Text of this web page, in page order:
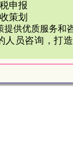
申报
策划
提供优质服务和
人员咨询，打